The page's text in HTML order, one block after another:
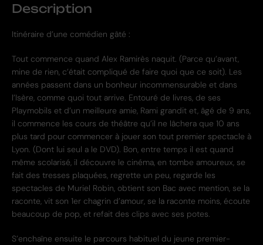
Description
Itinéraire d’une comédien gâté :
Tout commence quand Alex Ramirès naquit. (Parce qu’avant,
mine de rien, c’était compliqué de faire quoi que ce soit). Les
années passent dans un bonheur incommensurable et dans
l’Isère, comme quoi tout arrive. Entouré de livres, de ses
Playmobils et d’un meilleure amie, Rami grandit et, âgé de 9 ans,
il commence les cours de théâtre qu’il ne lâchera que 10 ans
plus tard pour commencer à jouer son tout premier spectacle à
Lyon. (Dont lui seul a le DVD). Bon, entre temps il est quand
même scolarisé, il découvre le cinéma, en tombe amoureux, se
fait des tresses plaquées, regrette un peu, regarde les
spectacles de Muriel Robin, obtient son Bac avec mention, se la
raconte, vit son 1er chagrin d’amour, se la raconte moins, écoute
beaucoup de pop, et refait des clips avec ses potes.
S’enchaîne ensuite le parcours habituel du jeune premier-